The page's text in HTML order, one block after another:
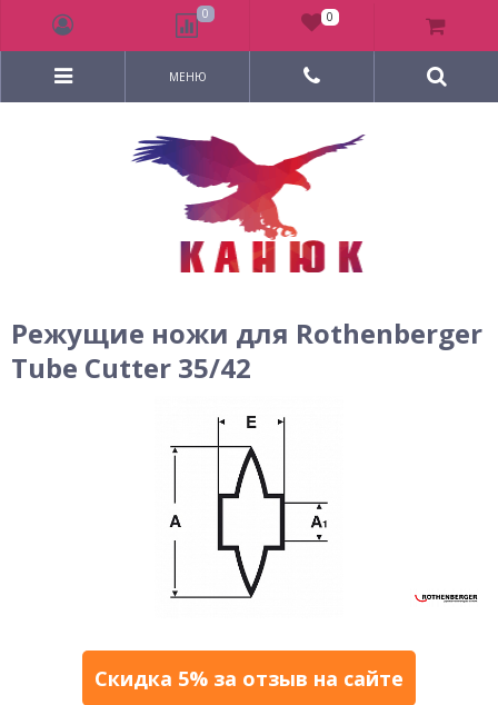
МЕНЮ
Режущие ножи для Rothenberger
Tube Cutter 35/42
Скидка 5% за отзыв на сайте
0 0